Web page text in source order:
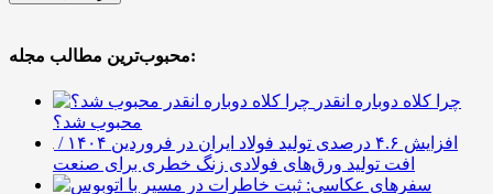
محبوب‌ترین مطالب مجله:
چرا کلاه دوباره انقدر
محبوب شد؟
افزایش ۴.۶ درصدی تولید فولاد ایران در فروردین ۱۴۰۴ /
افت تولید ورق‌های فولادی زنگ خطری برای صنعت